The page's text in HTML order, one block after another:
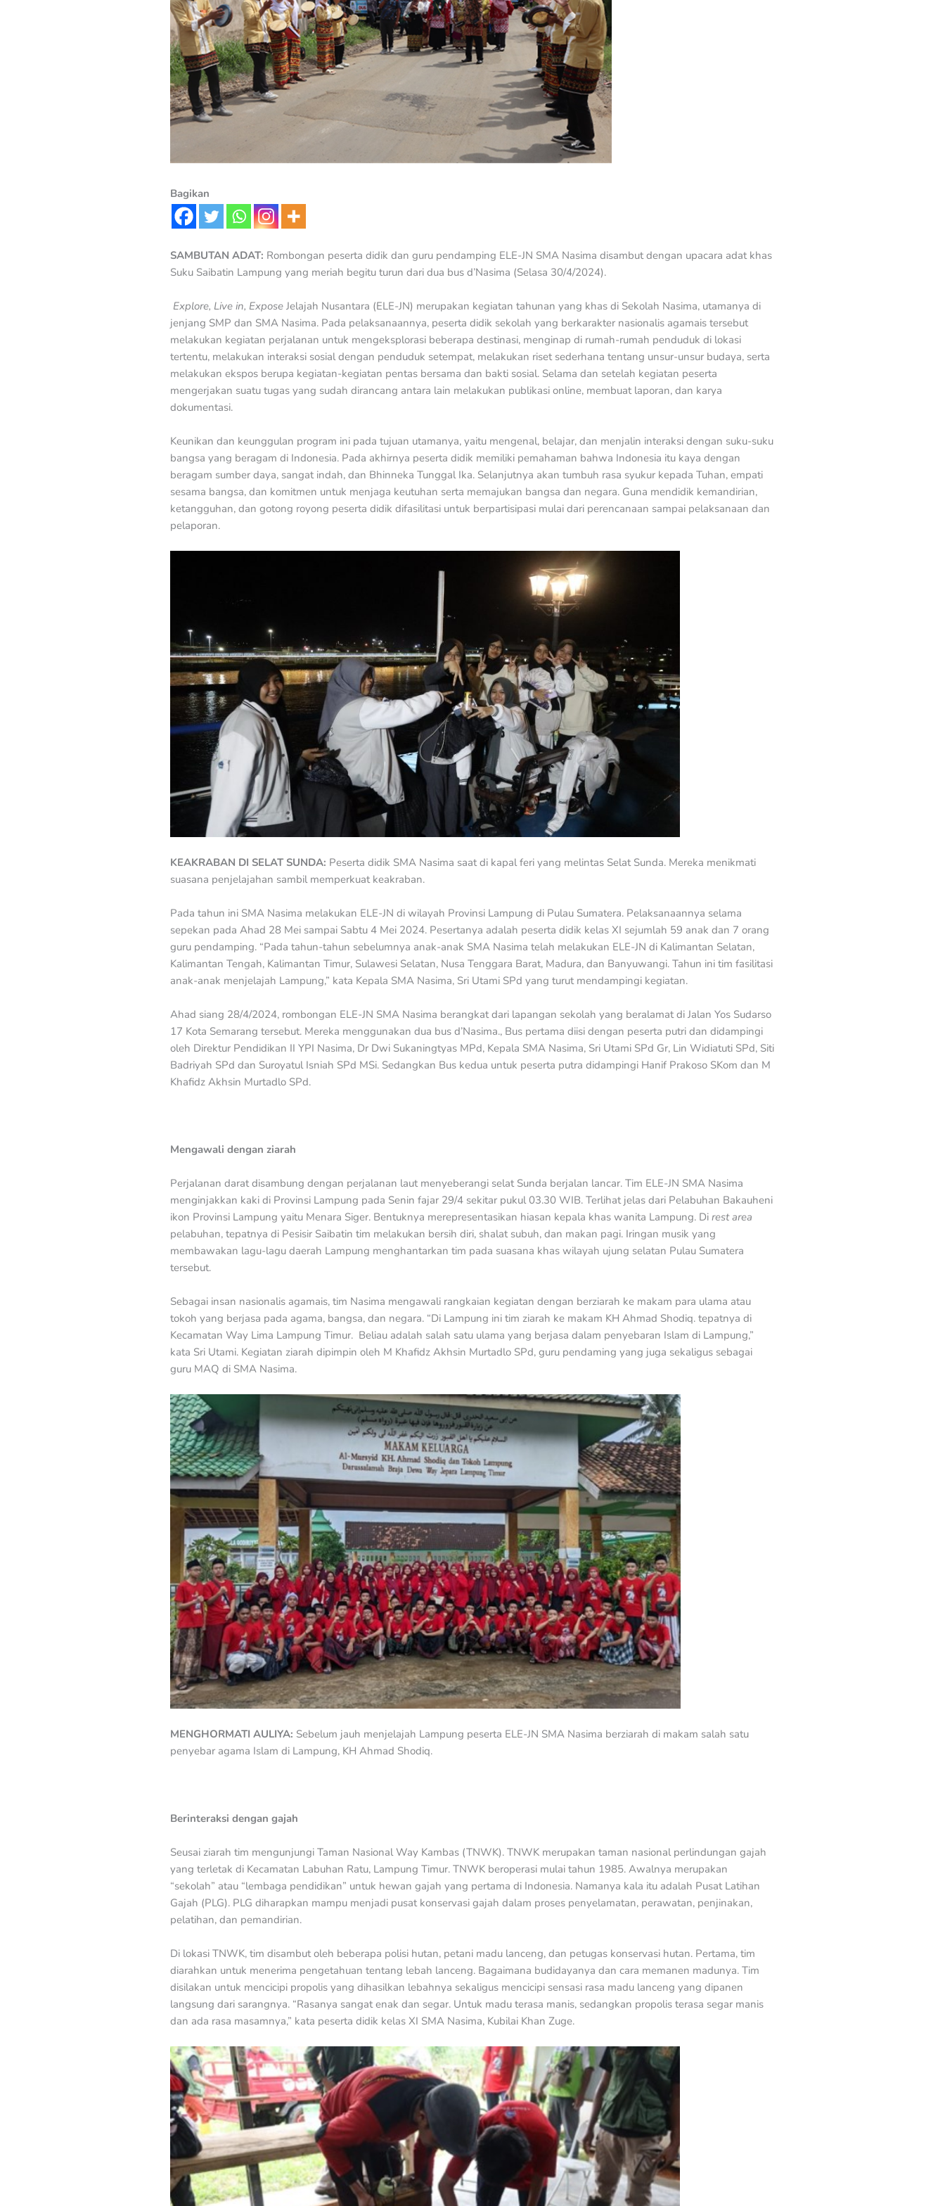
Bagikan
SAMBUTAN ADAT: Rombongan peserta didik dan guru pendamping ELE-JN SMA Nasima disambut dengan upacara adat khas
Suku Saibatin Lampung yang meriah begitu turun dari dua bus d’Nasima (Selasa 30/4/2024).
Explore, Live in, Expose Jelajah Nusantara (ELE-JN) merupakan kegiatan tahunan yang khas di Sekolah Nasima, utamanya di
jenjang SMP dan SMA Nasima. Pada pelaksanaannya, peserta didik sekolah yang berkarakter nasionalis agamais tersebut
melakukan kegiatan perjalanan untuk mengeksplorasi beberapa destinasi, menginap di rumah-rumah penduduk di lokasi
tertentu, melakukan interaksi sosial dengan penduduk setempat, melakukan riset sederhana tentang unsur-unsur budaya, serta
melakukan ekspos berupa kegiatan-kegiatan pentas bersama dan bakti sosial. Selama dan setelah kegiatan peserta
mengerjakan suatu tugas yang sudah dirancang antara lain melakukan publikasi online, membuat laporan, dan karya
dokumentasi.
Keunikan dan keunggulan program ini pada tujuan utamanya, yaitu mengenal, belajar, dan menjalin interaksi dengan suku-suku
bangsa yang beragam di Indonesia. Pada akhirnya peserta didik memiliki pemahaman bahwa Indonesia itu kaya dengan
beragam sumber daya, sangat indah, dan Bhinneka Tunggal Ika. Selanjutnya akan tumbuh rasa syukur kepada Tuhan, empati
sesama bangsa, dan komitmen untuk menjaga keutuhan serta memajukan bangsa dan negara. Guna mendidik kemandirian,
ketangguhan, dan gotong royong peserta didik difasilitasi untuk berpartisipasi mulai dari perencanaan sampai pelaksanaan dan
pelaporan.
KEAKRABAN DI SELAT SUNDA: Peserta didik SMA Nasima saat di kapal feri yang melintas Selat Sunda. Mereka menikmati
suasana penjelajahan sambil memperkuat keakraban.
Pada tahun ini SMA Nasima melakukan ELE-JN di wilayah Provinsi Lampung di Pulau Sumatera. Pelaksanaannya selama
sepekan pada Ahad 28 Mei sampai Sabtu 4 Mei 2024. Pesertanya adalah peserta didik kelas XI sejumlah 59 anak dan 7 orang
guru pendamping. “Pada tahun-tahun sebelumnya anak-anak SMA Nasima telah melakukan ELE-JN di Kalimantan Selatan,
Kalimantan Tengah, Kalimantan Timur, Sulawesi Selatan, Nusa Tenggara Barat, Madura, dan Banyuwangi. Tahun ini tim fasilitasi
anak-anak menjelajah Lampung,” kata Kepala SMA Nasima, Sri Utami SPd yang turut mendampingi kegiatan.
Ahad siang 28/4/2024, rombongan ELE-JN SMA Nasima berangkat dari lapangan sekolah yang beralamat di Jalan Yos Sudarso
17 Kota Semarang tersebut. Mereka menggunakan dua bus d’Nasima., Bus pertama diisi dengan peserta putri dan didampingi
oleh Direktur Pendidikan II YPI Nasima, Dr Dwi Sukaningtyas MPd, Kepala SMA Nasima, Sri Utami SPd Gr, Lin Widiatuti SPd, Siti
Badriyah SPd dan Suroyatul Isniah SPd MSi. Sedangkan Bus kedua untuk peserta putra didampingi Hanif Prakoso SKom dan M
Khafidz Akhsin Murtadlo SPd.
Mengawali dengan ziarah
Perjalanan darat disambung dengan perjalanan laut menyeberangi selat Sunda berjalan lancar. Tim ELE-JN SMA Nasima
menginjakkan kaki di Provinsi Lampung pada Senin fajar 29/4 sekitar pukul 03.30 WIB. Terlihat jelas dari Pelabuhan Bakauheni
ikon Provinsi Lampung yaitu Menara Siger. Bentuknya merepresentasikan hiasan kepala khas wanita Lampung. Di rest area
pelabuhan, tepatnya di Pesisir Saibatin tim melakukan bersih diri, shalat subuh, dan makan pagi. Iringan musik yang
membawakan lagu-lagu daerah Lampung menghantarkan tim pada suasana khas wilayah ujung selatan Pulau Sumatera
tersebut.
Sebagai insan nasionalis agamais, tim Nasima mengawali rangkaian kegiatan dengan berziarah ke makam para ulama atau
tokoh yang berjasa pada agama, bangsa, dan negara. “Di Lampung ini tim ziarah ke makam KH Ahmad Shodiq. tepatnya di
Kecamatan Way Lima Lampung Timur. Beliau adalah salah satu ulama yang berjasa dalam penyebaran Islam di Lampung,”
kata Sri Utami. Kegiatan ziarah dipimpin oleh M Khafidz Akhsin Murtadlo SPd, guru pendaming yang juga sekaligus sebagai
guru MAQ di SMA Nasima.
MENGHORMATI AULIYA: Sebelum jauh menjelajah Lampung peserta ELE-JN SMA Nasima berziarah di makam salah satu
penyebar agama Islam di Lampung, KH Ahmad Shodiq.
Berinteraksi dengan gajah
Seusai ziarah tim mengunjungi Taman Nasional Way Kambas (TNWK). TNWK merupakan taman nasional perlindungan gajah
yang terletak di Kecamatan Labuhan Ratu, Lampung Timur. TNWK beroperasi mulai tahun 1985. Awalnya merupakan
“sekolah” atau “lembaga pendidikan” untuk hewan gajah yang pertama di Indonesia. Namanya kala itu adalah Pusat Latihan
Gajah (PLG). PLG diharapkan mampu menjadi pusat konservasi gajah dalam proses penyelamatan, perawatan, penjinakan,
pelatihan, dan pemandirian.
Di lokasi TNWK, tim disambut oleh beberapa polisi hutan, petani madu lanceng, dan petugas konservasi hutan. Pertama, tim
diarahkan untuk menerima pengetahuan tentang lebah lanceng. Bagaimana budidayanya dan cara memanen madunya. Tim
disilakan untuk mencicipi propolis yang dihasilkan lebahnya sekaligus mencicipi sensasi rasa madu lanceng yang dipanen
langsung dari sarangnya. “Rasanya sangat enak dan segar. Untuk madu terasa manis, sedangkan propolis terasa segar manis
dan ada rasa masamnya,” kata peserta didik kelas XI SMA Nasima, Kubilai Khan Zuge.